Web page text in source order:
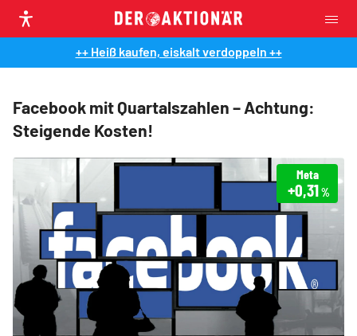
++ Heiß kaufen, eiskalt verdoppeln ++
Facebook mit Quartalszahlen – Achtung:
Steigende Kosten!
Meta
+0,31%